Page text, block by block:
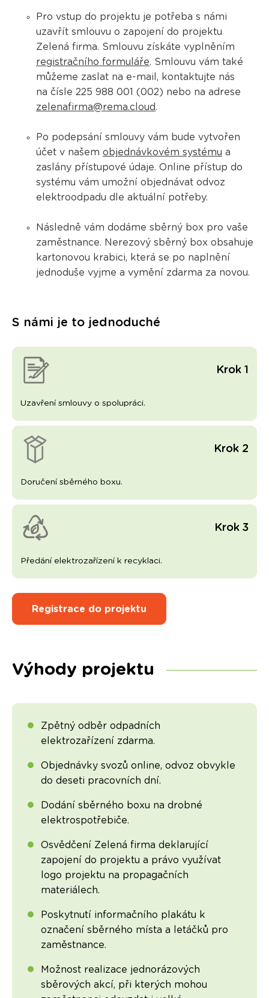
Pro vstup do projektu je potřeba s námi
uzavřít smlouvu o zapojení do projektu
Zelená firma. Smlouvu získáte vyplněním
registračního formuláře. Smlouvu vám také
můžeme zaslat na e-mail, kontaktujte nás
na čísle 225 988 001 (002) nebo na adrese
zelenafirma@rema.cloud.
Po podepsání smlouvy vám bude vytvořen
účet v našem objednávkovém systému a
zaslány přístupové údaje. Online přístup do
systému vám umožní objednávat odvoz
elektroodpadu dle aktuální potřeby.
Následně vám dodáme sběrný box pro vaše
zaměstnance. Nerezový sběrný box obsahuje
kartonovou krabici, která se po naplnění
jednoduše vyjme a vymění zdarma za novou.
S námi je to jednoduché
Krok 1
Uzavření smlouvy o spolupráci.
Krok 2
Doručení sběrného boxu.
Krok 3
Předání elektrozařízení k recyklaci.
Registrace do projektu
Výhody projektu
Zpětný odběr odpadních
elektrozařízení zdarma.
Objednávky svozů online, odvoz obvykle
do deseti pracovních dní.
Dodání sběrného boxu na drobné
elektrospotřebiče.
Osvědčení Zelená firma deklarující
zapojení do projektu a právo využívat
logo projektu na propagačních
materiálech.
Poskytnutí informačního plakátu k
označení sběrného místa a letáčků pro
zaměstnance.
Možnost realizace jednorázových
sběrových akcí, při kterých mohou